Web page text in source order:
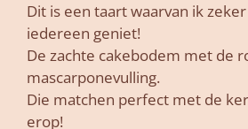
Dit is een taart waarvan ik
iedereen geniet!
De zachte cakebodem met de
mascarponevulling.
Die matchen perfect met de
erop!